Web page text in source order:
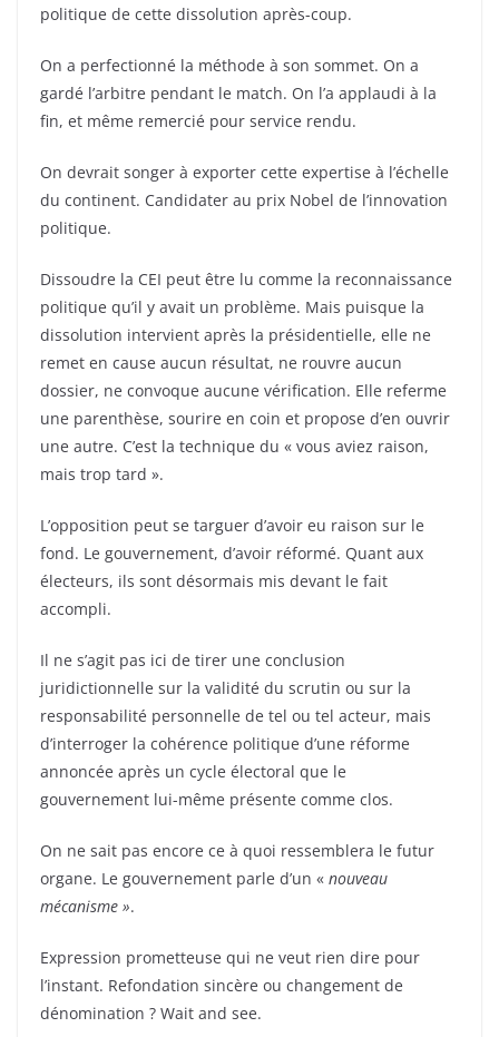
politique de cette dissolution après-coup.
On a perfectionné la méthode à son sommet. On a
gardé l’arbitre pendant le match. On l’a applaudi à la
fin, et même remercié pour service rendu.
On devrait songer à exporter cette expertise à l’échelle
du continent. Candidater au prix Nobel de l’innovation
politique.
Dissoudre la CEI peut être lu comme la reconnaissance
politique qu’il y avait un problème. Mais puisque la
dissolution intervient après la présidentielle, elle ne
remet en cause aucun résultat, ne rouvre aucun
dossier, ne convoque aucune vérification. Elle referme
une parenthèse, sourire en coin et propose d’en ouvrir
une autre. C’est la technique du « vous aviez raison,
mais trop tard ».
L’opposition peut se targuer d’avoir eu raison sur le
fond. Le gouvernement, d’avoir réformé. Quant aux
électeurs, ils sont désormais mis devant le fait
accompli.
Il ne s’agit pas ici de tirer une conclusion
juridictionnelle sur la validité du scrutin ou sur la
responsabilité personnelle de tel ou tel acteur, mais
d’interroger la cohérence politique d’une réforme
annoncée après un cycle électoral que le
gouvernement lui-même présente comme clos.
On ne sait pas encore ce à quoi ressemblera le futur
organe. Le gouvernement parle d’un « nouveau
mécanisme ».
Expression prometteuse qui ne veut rien dire pour
l’instant. Refondation sincère ou changement de
dénomination ? Wait and see.